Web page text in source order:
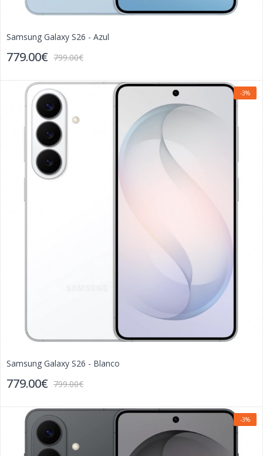
Samsung Galaxy S26 - Azul
779.00€ 799.00€
-3%
Samsung Galaxy S26 - Blanco
779.00€ 799.00€
-3%